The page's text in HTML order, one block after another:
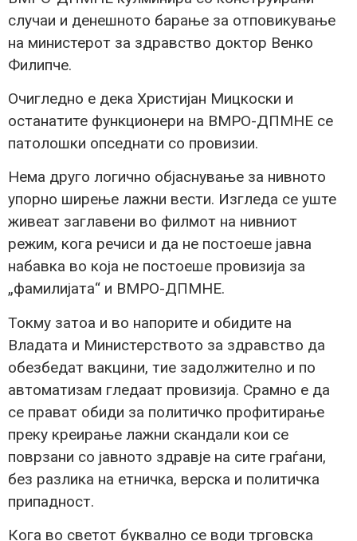
случаи и денешното барање за отповикување
на министерот за здравство доктор Венко
Филипче.
Очигледно е дека Христијан Мицкоски и
останатите функционери на ВМРО-ДПМНЕ се
патолошки опседнати со провизии.
Нема друго логично објаснување за нивното
упорно ширење лажни вести. Изгледа се уште
живеат заглавени во филмот на нивниот
режим, кога речиси и да не постоеше јавна
набавка во која не постоеше провизија за
„фамилијата“ и ВМРО-ДПМНЕ.
Токму затоа и во напорите и обидите на
Владата и Министерството за здравство да
обезбедат вакцини, тие задолжително и по
автоматизам гледаат провизија. Срамно е да
се прават обиди за политичко профитирање
преку креирање лажни скандали кои се
поврзани со јавното здравје на сите граѓани,
без разлика на етничка, верска и политичка
припадност.
Кога во светот буквално се води трговска